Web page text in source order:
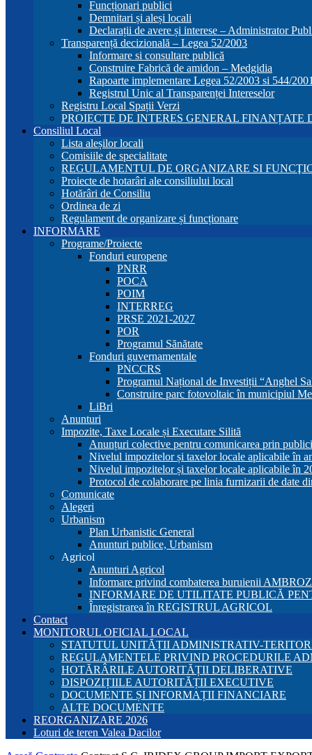
Funcționari publici
Demnitari și aleși locali
Declarații de avere și interese – Administrator
Transparență decizională – Legea 52/2003
Informare si consultare publică
Construire Fabrică de amidon – Medgidia
Rapoarte implementare Legea 52/2003 si 544/2001
Registrul Unic al Transparenței Intereselor
Registru Local Spații Verzi
PROIECTE DE INTERES GENERAL
Consiliul Local
Lista aleșilor locali
Comisiile de specialitate
REGULAMENTUL DE ORGANIZARE SI
Proiecte de hotarâri ale consiliului local
Hotărâri de Consiliu
Ordinea de zi
Regulament de organizare și funcționare
INFORMARE
Programe/Proiecte
Fonduri europene
PNRR
POCA
POIM
INTERREG
PRSE 2021-2027
POR
Programul Sănătate
Fonduri guvernamentale
PNCCRS
Programul Național de Investiții “Anghel
Construire parc fotovoltaic în municipiul
LiBri
Anunturi
Impozite, Taxe Locale și Executare Silită
Anunțuri colective pentru comunicarea prin
Nivelul impozitelor și taxelor locale aplicabile în
Nivelul impozitelor și taxelor locale aplicabile în
Protocol de colaborare pe linia furnizarii de date
Comunicate
Alegeri
Urbanism
Plan Urbanistic General
Anunturi publice, Urbanism
Agricol
Anunturi Agricol
Informare privind combaterea buruienii
INFORMARE DE UTILITATE PUBLICĂ
Înregistrarea în REGISTRUL AGRICOL
Contact
MONITORUL OFICIAL LOCAL
STATUTUL UNITĂȚII ADMINISTRATIV-
REGULAMENTELE PRIVIND PROCEDURILE
HOTĂRÂRILE AUTORITĂȚII DELIBERATIVE
DISPOZIȚIILE AUTORITĂȚII EXECUTIVE
DOCUMENTE ȘI INFORMAȚII FINANCIARE
ALTE DOCUMENTE
REORGANIZARE 2026
Loturi de teren Valea Dacilor